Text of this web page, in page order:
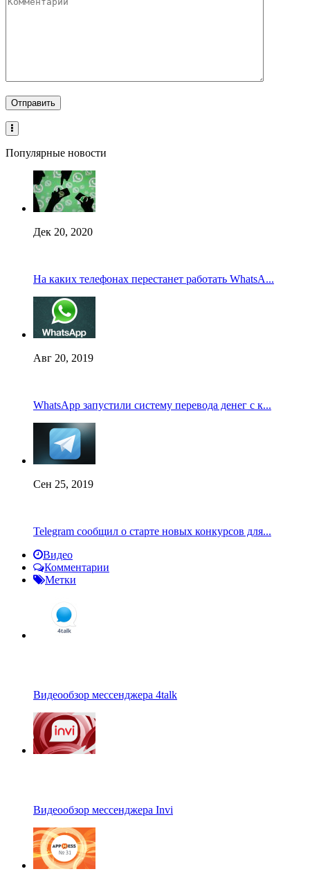
Популярные новости
Дек 20, 2020
На каких телефонах перестанет работать WhatsA...
Авг 20, 2019
WhatsApp запустили систему перевода денег с к...
Сен 25, 2019
Telegram сообщил о старте новых конкурсов для...
Видео
Комментарии
Метки
Видеообзор мессенджера 4talk
Видеообзор мессенджера Invi